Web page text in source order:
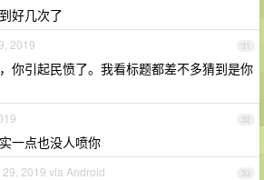
好几次了
31
2019
你引起民愤了。我看标题都差不多猜到是你
32
一点也没人喷你
33
29, 2019 via Android